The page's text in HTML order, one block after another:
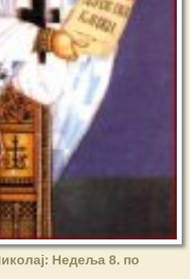
Недеља 8. по